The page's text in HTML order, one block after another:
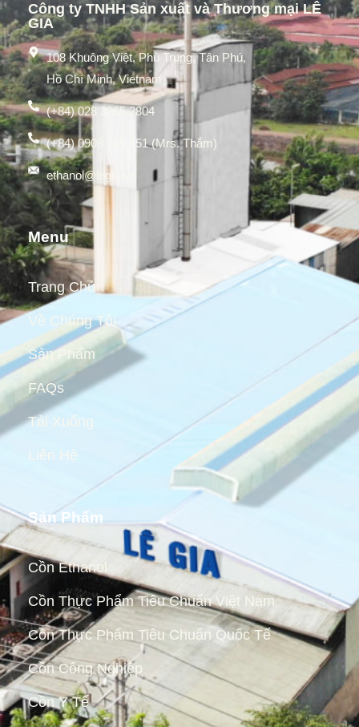
Công ty TNHH Sản xuất và Thương mại LÊ
GIA
108 Khuông Việt, Phú Trung, Tân Phú,
Hồ Chí Minh, Vietnam
(+84) 028 3865 2804
(+84) 0908 769 151 (Mrs. Thắm)
ethanol@legia.vn
Menu
Trang Chủ
Về Chúng Tôi
Sản Phẩm
FAQs
Tải Xuống
Liên Hệ
Sản Phẩm
Cồn Ethanol
Cồn Thực Phẩm Tiêu Chuẩn Việt Nam
Cồn Thực Phẩm Tiêu Chuẩn Quốc Tế
Cồn Công Nghiệp
Cồn Y Tế